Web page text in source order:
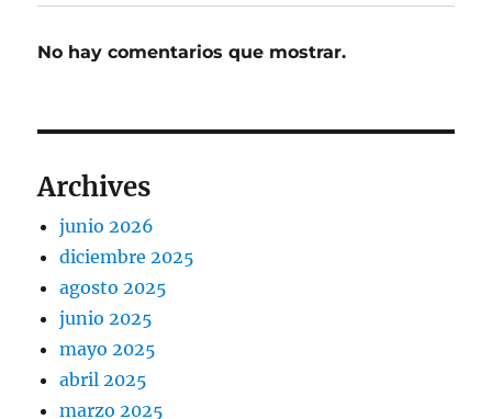
No hay comentarios que mostrar.
Archives
junio 2026
diciembre 2025
agosto 2025
junio 2025
mayo 2025
abril 2025
marzo 2025